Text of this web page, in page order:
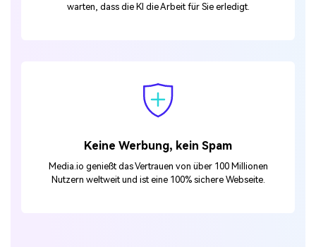
warten, dass die KI die Arbeit für Sie erledigt.
Keine Werbung, kein Spam
Media.io genießt das Vertrauen von über 100 Millionen
Nutzern weltweit und ist eine 100% sichere Webseite.